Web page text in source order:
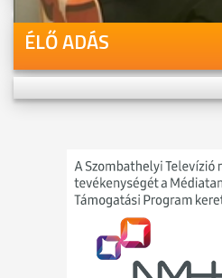
ÉLŐ ADÁS